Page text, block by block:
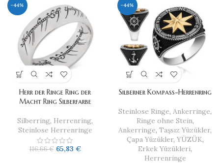
-44%
Herr der Ringe Ring der
Macht Ring Silberfarbe
Silberring, Herrenring,
Steinlose Herrenringe
116,66€ 65,83 €
-44%
Silberner Kompass-Herrenring
Steinlose Ringe, Ankerringe,
Ringe ohne Stein,
Ankerringe, Taşsız Yüzükler,
Çapa Yüzükler, YÜZÜK,
Erkek Yüzükleri,
Herrenringe